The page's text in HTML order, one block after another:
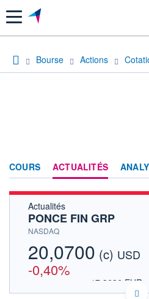
Menu
Bourse Actions
COURS ACTUALITÉS
Actualités
PONCE FIN GRP
NASDAQ
20,0700 (c) USD
-0,40%
17,3636 EUR
INDICE DE RÉFÉRENCE NASDAQ